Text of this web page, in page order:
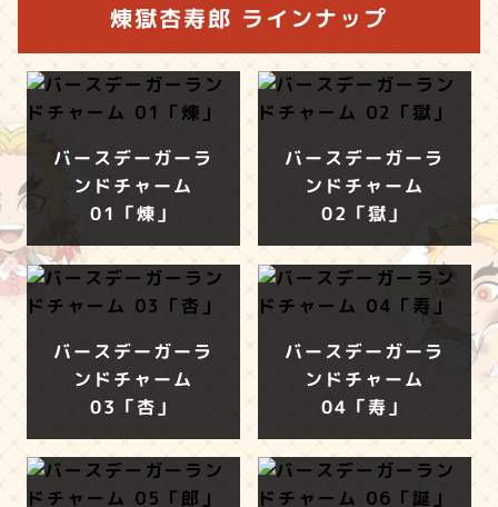
煉獄杏寿郎 ラインナップ
バースデーガーラ
ンドチャーム
01「煉」
バースデーガーラ
ンドチャーム
02「獄」
バースデーガーラ
ンドチャーム
03「杏」
バースデーガーラ
ンドチャーム
04「寿」